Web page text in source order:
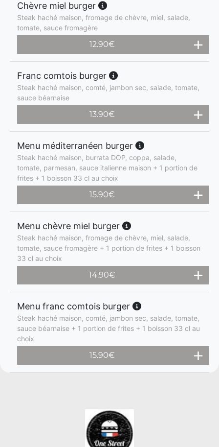
Chèvre miel burger
Steak haché maison, fromage de chèvre, miel, salade,
tomate, sauce fromagère
12.90€
Franc comtois burger
Steak haché maison, comté, jambon sec, salade, tomate,
sauce béarnaise
13.90€
Menu méditerranéen burger
Steak haché maison, burrata DOP, coppa, salade,
tomate, parmesan, sauce italienne maison + 1 portion de
frites + 1 boisson 33 cl au choix
15.90€
Menu chèvre miel burger
Steak haché maison, fromage de chèvre, miel, salade,
tomate, sauce fromagère + 1 portion de frites + 1 boisson
33 cl au choix
14.90€
Menu franc comtois burger
Steak haché maison, comté, jambon sec, salade, tomate,
sauce béarnaise + 1 portion de frites + 1 boisson 33 cl au
choix
15.90€